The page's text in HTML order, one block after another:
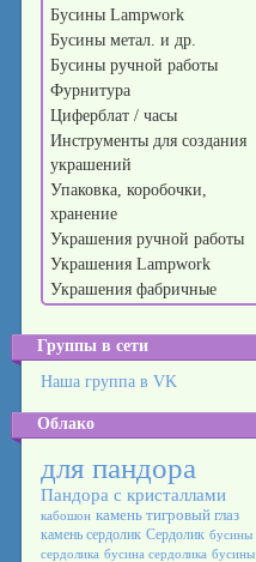
Бусины Lampwork
Бусины метал. и др.
Бусины ручной работы
Фурнитура
Циферблат / часы
Инструменты для создания
украшений
Упаковка, коробочки,
хранение
Украшения ручной работы
Украшения Lampwork
Украшения фабричные
Группы в сети
Наша группа в VK
Облако
для пандора
Пандора с кристаллами
кабошон камень тигровый глаз
камень сердолик Сердолик бусины
сердолика бусина сердолика бусины